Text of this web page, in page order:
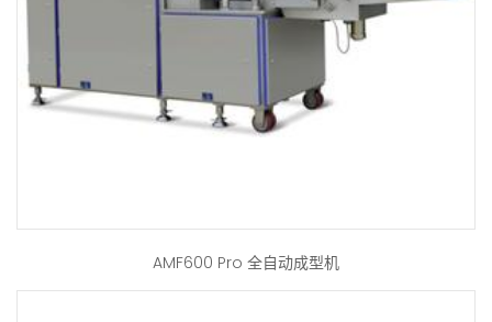
AMF600 Pro 全自动成型机